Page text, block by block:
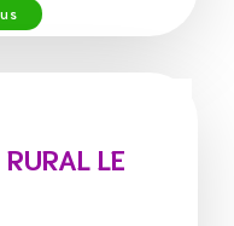
LE